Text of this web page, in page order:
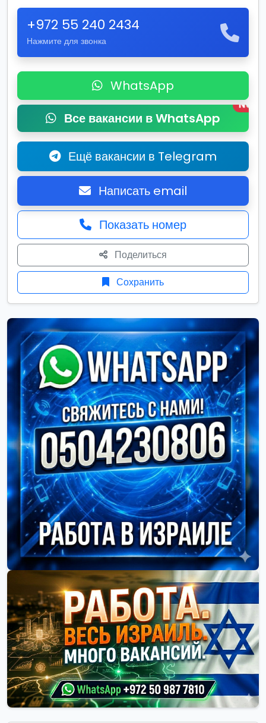
+972 55 240 2434
Нажмите для звонка
WhatsApp
Все вакансии в WhatsApp
New
Ещё вакансии в Telegram
Написать email
Показать номер
Поделиться
Сохранить